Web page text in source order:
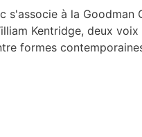
s'associe à la
Kentridge, deux
formes